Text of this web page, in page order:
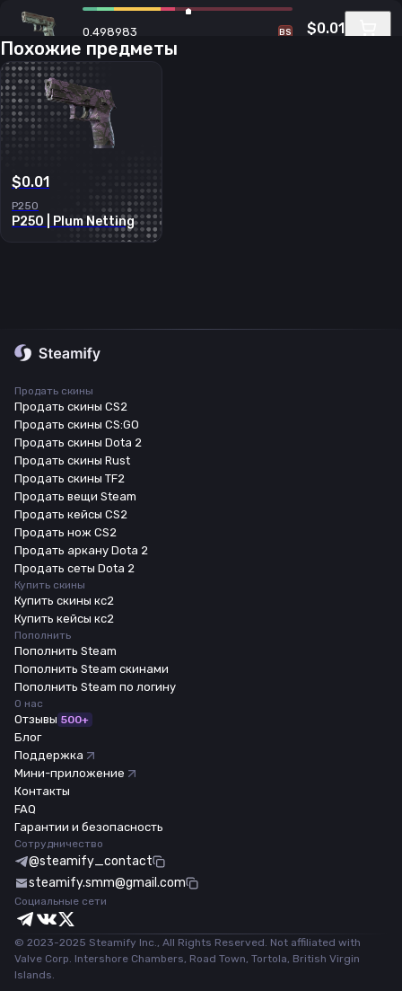
0.498983 BS $0.01
0.625652
0.550927
Похожие предметы
$0.01
P250
P250 | Plum Netting
Продать скины
Продать скины CS2
Продать скины CS:GO
Продать скины Dota 2
Продать скины Rust
Продать скины TF2
Продать вещи Steam
Продать кейсы CS2
Продать нож CS2
Продать аркану Dota 2
Продать сеты Dota 2
Купить скины
Купить скины кс2
Купить кейсы кс2
Пополнить
Пополнить Steam
Пополнить Steam скинами
Пополнить Steam по логину
О нас
Отзывы 500+
Блог
Поддержка
Мини-приложение
Контакты
FAQ
Гарантии и безопасность
Сотрудничество
@steamify_contact
steamify.smm@gmail.com
Социальные сети
© 2023-2025 Steamify Inc., All Rights Reserved. Not affiliated with
Valve Corp. Intershore Chambers, Road Town, Tortola, British Virgin
Islands.